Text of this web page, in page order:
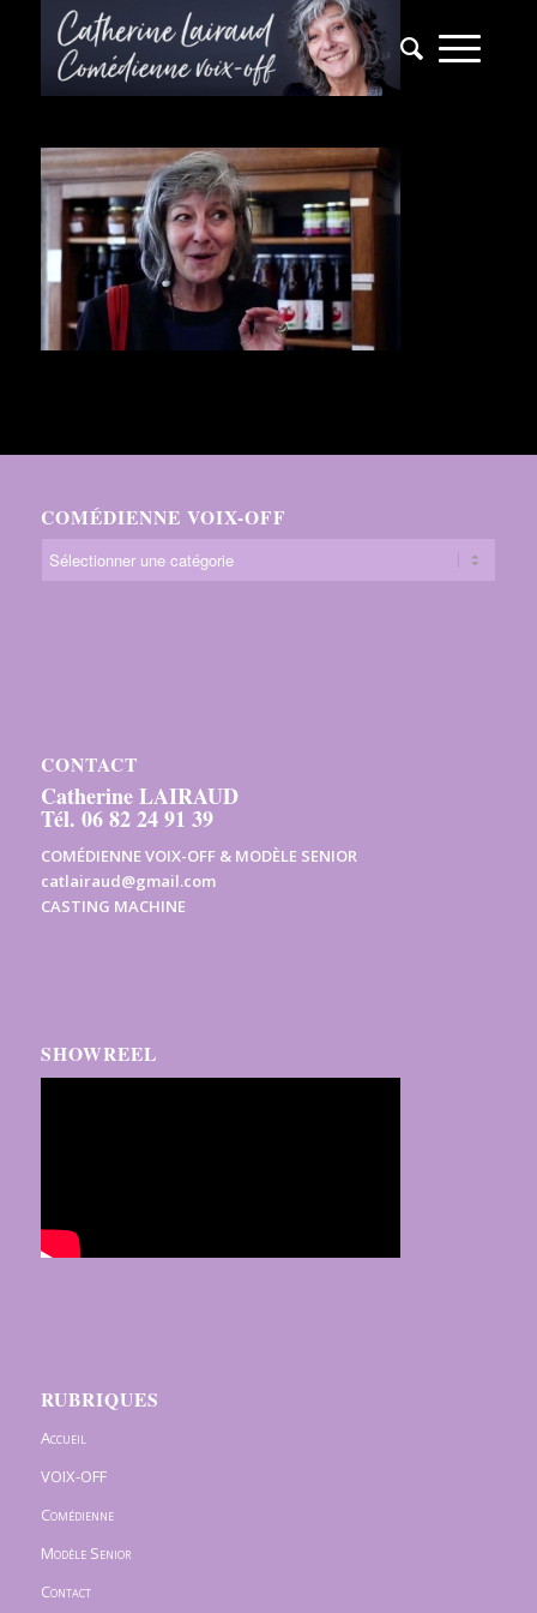
COMÉDIENNE VOIX-OFF
CONTACT
Catherine LAIRAUD
Tél. 06 82 24 91 39
COMÉDIENNE VOIX-OFF & MODÈLE SENIOR
catlairaud@gmail.com
CASTING MACHINE
SHOWREEL
RUBRIQUES
Accueil
VOIX-OFF
Comédienne
Modèle Senior
Contact